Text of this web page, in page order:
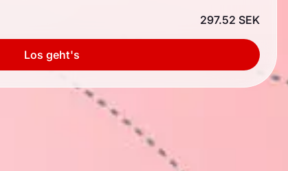
297.52 SEK
Los geht's